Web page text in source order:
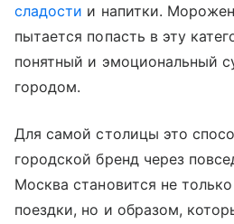
сладости и напитки.
пытается попасть в эту
понятный и эмоциональный
городом.
Для самой столицы это
городской бренд через
Москва становится не
поездки, но и образом,